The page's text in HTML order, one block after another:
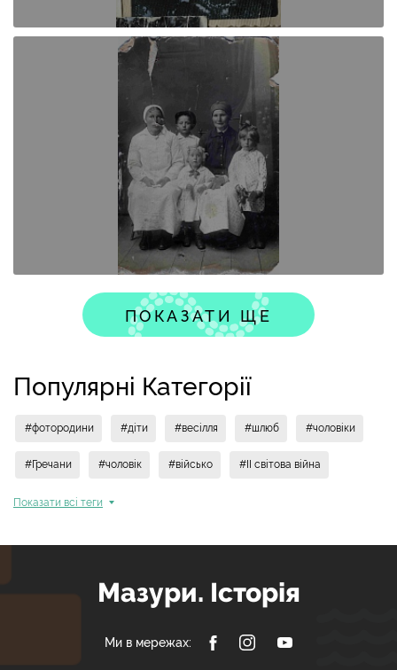
ПОКАЗАТИ ЩЕ
Популярні Категорії
#фотородини #діти #весілля #шлюб #чоловіки
#Гречани #чоловік #військо #II світова війна
Показати всi теги
Мазури. Історія
Ми в мережах: